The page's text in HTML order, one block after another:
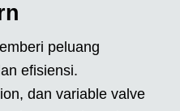
peluang
efisiensi.
dan variable valve